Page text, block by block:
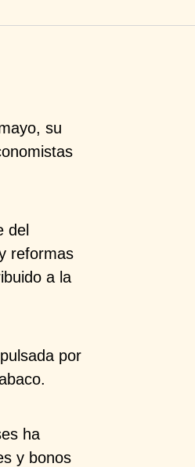
su
del
reformas
a la
por
ha
y bonos